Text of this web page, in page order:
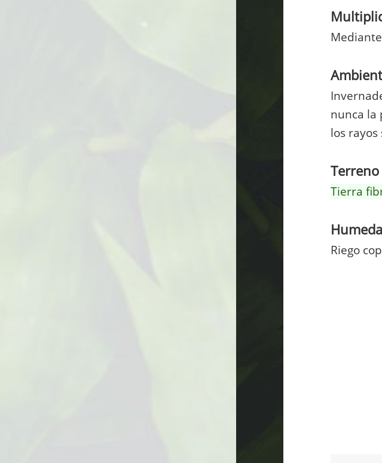
Mediante
nunca la
los rayos
Terreno
Tierra
Riego